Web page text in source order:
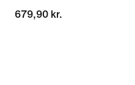
679,90 kr.
679,90 kr.